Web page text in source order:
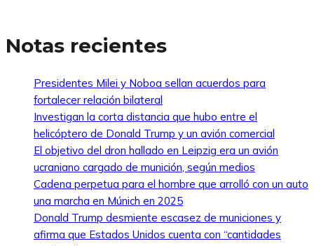
Notas recientes
Presidentes Milei y Noboa sellan acuerdos para
fortalecer relación bilateral
Investigan la corta distancia que hubo entre el
helicóptero de Donald Trump y un avión comercial
El objetivo del dron hallado en Leipzig era un avión
ucraniano cargado de munición, según medios
Cadena perpetua para el hombre que arrolló con un auto
una marcha en Múnich en 2025
Donald Trump desmiente escasez de municiones y
afirma que Estados Unidos cuenta con “cantidades